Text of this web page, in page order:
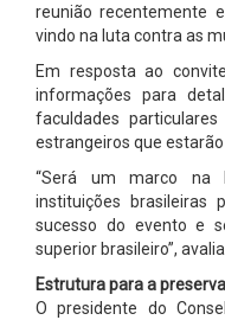
reunião recentemente
vindo na luta contra as
Em resposta ao
informações para
faculdades
estrangeiros que
“Será um marco na
instituições brasileiras
sucesso do evento e
superior brasileiro”, avalia
Estrutura para a
O presidente do